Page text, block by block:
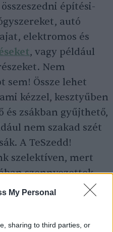
My Personal
sharing to third parties, or
építési-
autó
elektromos és
, vagy például
Nem
sem! Össze lehet
kézzel, kesztyűben
és zsákban gyűjthető,
nem szakad szét
A TeSzedd!
szelektíven, mert
szennyezettek,